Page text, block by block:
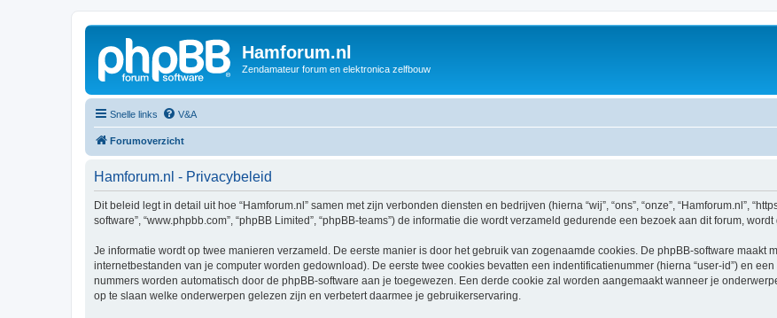
Hamforum.nl
Zendamateur forum en elektronica zelfbouw
Snelle links V&A
Forumoverzicht
Hamforum.nl - Privacybeleid
Dit beleid legt in detail uit hoe “Hamforum.nl” samen met zijn verbonden diensten en bedrijven (hierna “wij”, “ons”, “onze”, “Hamforum.nl”,
software”, “www.phpbb.com”, “phpBB Limited”, “phpBB-teams”) de informatie die wordt verzameld gedurende een bezoek aan dit forum, wordt
Je informatie wordt op twee manieren verzameld. De eerste manier is door het gebruik van zogenaamde cookies. De phpBB-software
internetbestanden van je computer worden gedownload). De eerste twee cookies bevatten een indentificatienummer (hierna “user-id”) en
nummers worden automatisch door de phpBB-software aan je toegewezen. Een derde cookie zal worden aangemaakt wanneer je
op te slaan welke onderwerpen gelezen zijn en verbetert daarmee je gebruikerservaring.